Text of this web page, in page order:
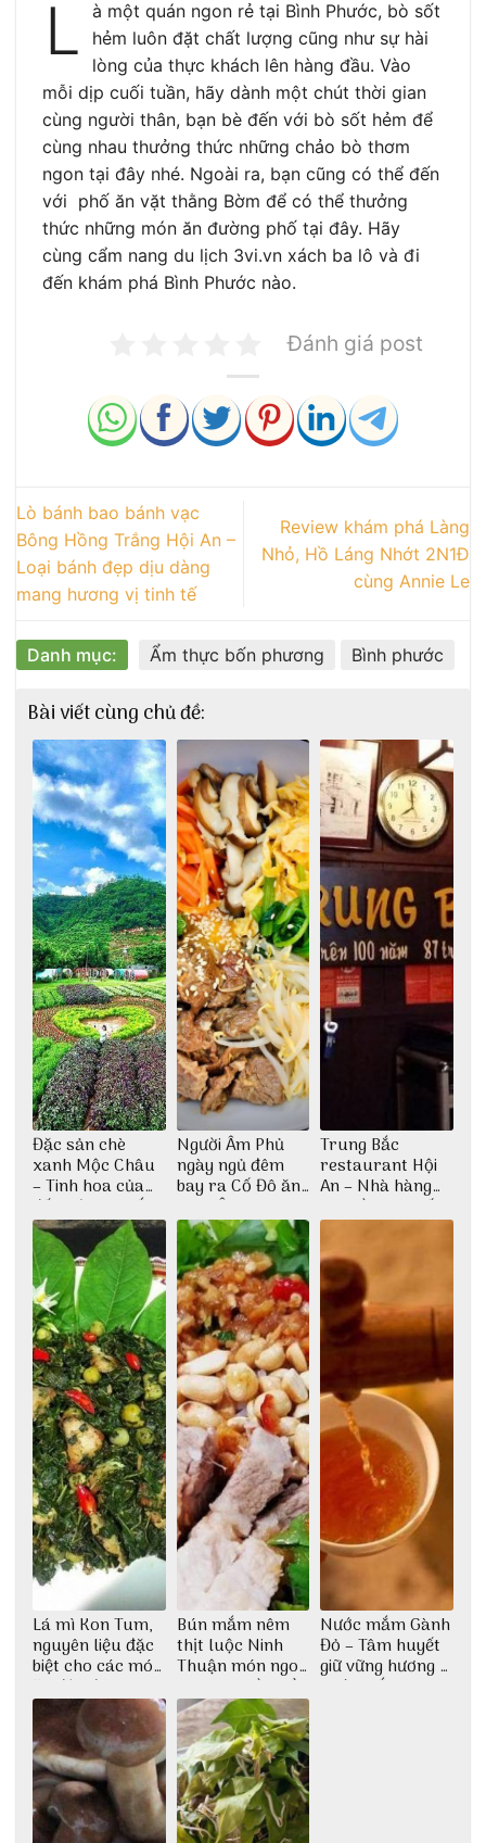
L
à một quán ngon rẻ tại Bình Phước, bò sốt
hẻm luôn đặt chất lượng cũng như sự hài
lòng của thực khách lên hàng đầu. Vào
mỗi dịp cuối tuần, hãy dành một chút thời gian
cùng người thân, bạn bè đến với bò sốt hẻm để
cùng nhau thưởng thức những chảo bò thơm
ngon tại đây nhé. Ngoài ra, bạn cũng có thể đến
với phố ăn vặt thằng Bờm để có thể thưởng
thức những món ăn đường phố tại đây. Hãy
cùng cẩm nang du lịch 3vi.vn xách ba lô và đi
đến khám phá Bình Phước nào.
Đánh giá post
Lò bánh bao bánh vạc
Bông Hồng Trắng Hội An –
Loại bánh đẹp dịu dàng
mang hương vị tinh tế
Review khám phá Làng
Nhỏ, Hồ Láng Nhớt 2N1Đ
cùng Annie Le
Danh mục: Ẩm thực bốn phương Bình phước
Bài viết cùng chủ đề:
Đặc sản chè
xanh Mộc Châu
– Tinh hoa của
đất trời Tây Bắc
Người Âm Phủ
ngày ngủ đêm
bay ra Cố Đô ăn
Cơm Âm Phủ
Huế
Trung Bắc
restaurant Hội
An – Nhà hàng
cao lầu có thiết
kế vô cùng ấn
tượng giữa lòng
phố Hội
Lá mì Kon Tum,
nguyên liệu đặc
biệt cho các món
ăn độc đáo
Bún mắm nêm
thịt luộc Ninh
Thuận món ngon
dân dã miền biển
Nước mắm Gành
Đỏ – Tâm huyết
giữ vững hương vị
nước mắm sau